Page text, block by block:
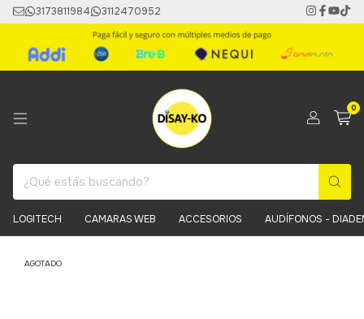
3173811984 3112470952
0
LOGITECH CAMARAS WEB ACCESORIOS AUDÍFONOS -
AGOTADO